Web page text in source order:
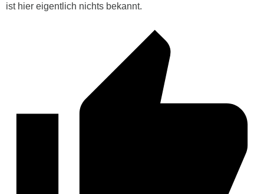
ist hier eigentlich nichts bekannt.